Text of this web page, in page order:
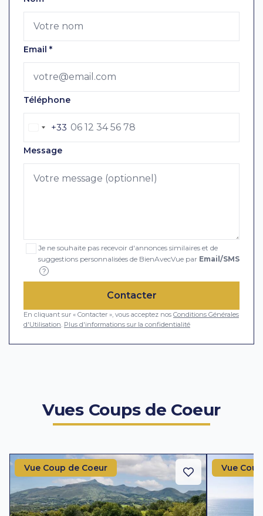
Email *
Téléphone
+33
Message
Je ne souhaite pas recevoir d'annonces similaires et de
suggestions personnalisées de BienAvecVue par Email/SMS
?
Contacter
En cliquant sur « Contacter », vous acceptez nos Conditions Générales
d'Utilisation Plus d'informations sur la confidentialité
Vues Coups de Coeur
Vue Coup de Coeur Vue